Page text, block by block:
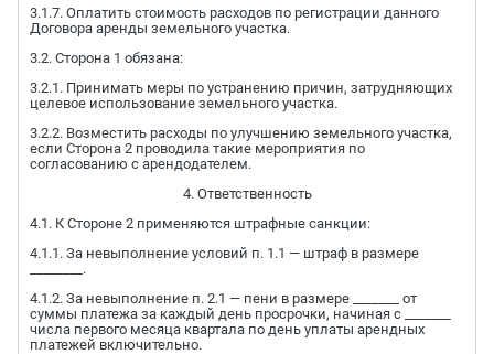
3.1.7. Оплатить стоимость расходов по регистрации данного
Договора аренды земельного участка.
3.2. Сторона 1 обязана:
3.2.1. Принимать меры по устранению причин, затрудняющих
целевое использование земельного участка.
3.2.2. Возместить расходы по улучшению земельного участка,
если Сторона 2 проводила такие мероприятия по
согласованию с арендодателем.
4. Ответственность
4.1. К Стороне 2 применяются штрафные санкции:
4.1.1. За невыполнение условий п. 1.1 — штраф в размере
________.
4.1.2. За невыполнение п. 2.1 — пени в размере _______ от
суммы платежа за каждый день просрочки, начиная с _______
числа первого месяца квартала по день уплаты арендных
платежей включительно.